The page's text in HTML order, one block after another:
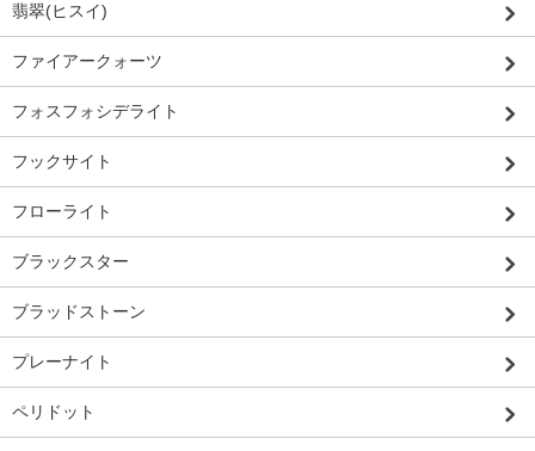
翡翠(ヒスイ)
ファイアークォーツ
フォスフォシデライト
フックサイト
フローライト
ブラックスター
ブラッドストーン
プレーナイト
ペリドット